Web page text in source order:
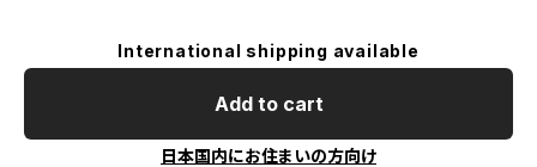
International shipping available
Add to cart
日本国内にお住まいの方向け